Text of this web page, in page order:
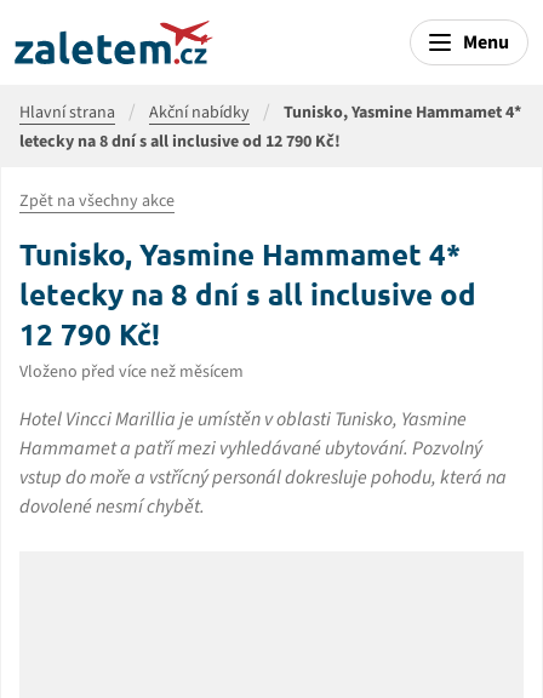
Menu
Hlavní strana Akční nabídky
Tunisko, Yasmine Hammamet 4*
letecky na 8 dní s all inclusive od 12 790 Kč!
Zpět na všechny akce
Tunisko, Yasmine Hammamet 4*
letecky na 8 dní s all inclusive od
12 790 Kč!
Vloženo před více než měsícem
Hotel Vincci Marillia je umístěn v oblasti Tunisko, Yasmine
Hammamet a patří mezi vyhledávané ubytování. Pozvolný
vstup do moře a vstřícný personál dokresluje pohodu, která na
dovolené nesmí chybět.